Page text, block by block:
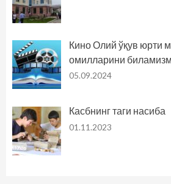
Кино Олий ўқув юрти
омилларини
05.09.2024
Касбнинг таги насиба
01.11.2023